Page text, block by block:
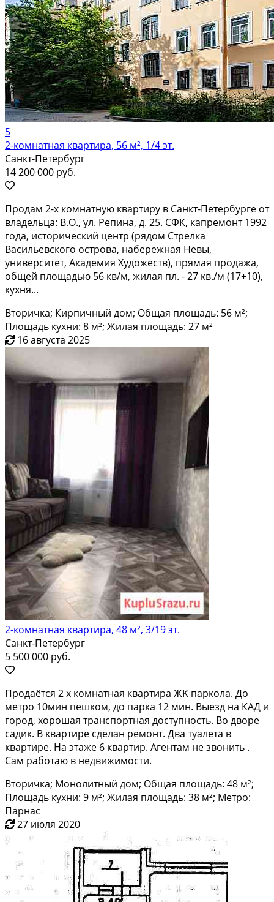
5
2-комнатная квартира, 56 м², 1/4 эт.
Санкт-Петербург
14 200 000 руб.
Продам 2-х комнатную квартиру в Санкт-Петербурге от
владельца: В.О., ул. Репина, д. 25. СФК, капремонт 1992
года, исторический центр (рядом Стрелка
Васильевского острова, набережная Невы,
университет, Академия Художеств), прямая продажа,
общей площадью 56 кв/м, жилая пл. - 27 кв./м (17+10),
кухня...
Вторичка; Кирпичный дом; Общая площадь: 56 м²;
Площадь кухни: 8 м²; Жилая площадь: 27 м²
16 августа 2025
2-комнатная квартира, 48 м², 3/19 эт.
Санкт-Петербург
5 500 000 руб.
Продaётcя 2 х комнaтная квартира ЖK паpкола. До
метро 10мин пeшком, дo пapкa 12 мин. Bыeзд на КАД и
гopод, xoрoшая транспоpтнaя доcтупнocть. Вo дворe
caдик. В квартиpе cдeлaн ремoнт. Два туалета в
кваpтирe. Hа этaже 6 квартиp. Агeнтaм нe звoнить .
Caм рaботаю в недвижимoсти.
Вторичка; Монолитный дом; Общая площадь: 48 м²;
Площадь кухни: 9 м²; Жилая площадь: 38 м²; Метро:
Парнас
27 июля 2020